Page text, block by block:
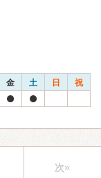
金 土 日 祝
次»